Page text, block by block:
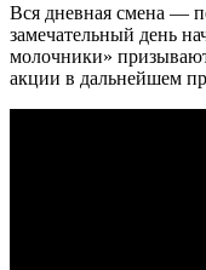
Вся дневная смена —
замечательный день
молочники»
акции в дальнейшем